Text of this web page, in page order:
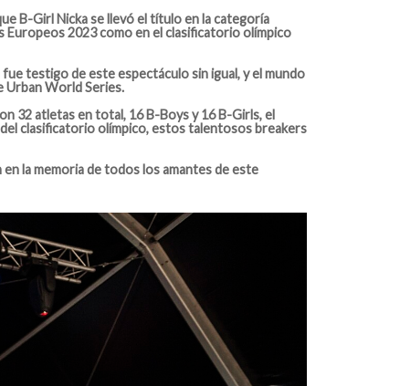
B-Girl Nicka se llevó el título en la categoría
Europeos 2023 como en el clasificatorio olímpico
testigo de este espectáculo sin igual, y el mundo
Urban World Series.
32 atletas en total, 16 B-Boys y 16 B-Girls, el
clasificatorio olímpico, estos talentosos breakers
en la memoria de todos los amantes de este